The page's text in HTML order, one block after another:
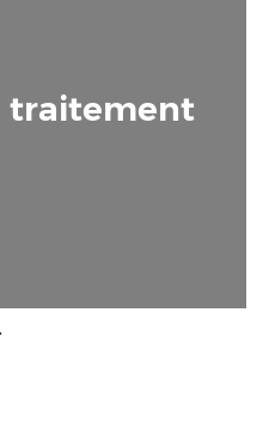
traitement